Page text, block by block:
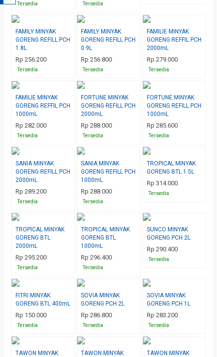
Tersedia Tersedia
FAMILY MINYAK
GORENG REFILL PCH
1.8L
Rp 256.200
Tersedia
FAMILY MINYAK
GORENG REFILL PCH
0.9L
Rp 256.800
Tersedia
FAMILIE MINYAK
GORENG REFFIL PCH
2000mL
Rp 279.000
Tersedia
FAMILIE MINYAK
GORENG REFFIL PCH
1000mL
Rp 282.000
Tersedia
FORTUNE MINYAK
GORENG REFILL PCH
2000mL
Rp 288.000
Tersedia
FORTUNE MINYAK
GORENG REFILL PCH
1000mL
Rp 285.600
Tersedia
SANIA MINYAK
GORENG REFILL PCH
2000mL
Rp 289.200
Tersedia
SANIA MINYAK
GORENG REFILL PCH
1000mL
Rp 288.000
Tersedia
TROPICAL MINYAK
GORENG BTL 1.5L
Rp 314.000
Tersedia
TROPICAL MINYAK
GORENG BTL
2000mL
Rp 295.200
Tersedia
TROPICAL MINYAK
GORENG BTL
1000mL
Rp 296.400
Tersedia
SUNCO MINYAK
GORENG PCH 2L
Rp 290.400
Tersedia
FITRI MINYAK
GORENG BTL 400mL
Rp 150.000
Tersedia
SOVIA MINYAK
GORENG PCH 2L
Rp 286.800
Tersedia
SOVIA MINYAK
GORENG PCH 1L
Rp 283.200
Tersedia
TAWON MINYAK
TAWON MINYAK
TAWON MINYAK